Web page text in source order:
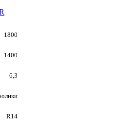
1400
6,3
R14